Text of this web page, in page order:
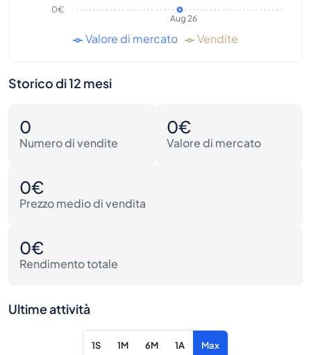
Aug 26
0€
Valore di mercato Vendite
Storico di 12 mesi
0
Numero di vendite
0€
Valore di mercato
0€
Prezzo medio di vendita
0€
Rendimento totale
Ultime attività
1S 1M 6M 1A Max